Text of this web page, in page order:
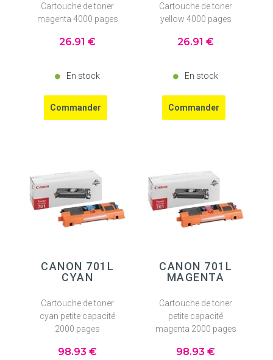
Cartouche de toner
magenta 4000 pages
26.91 €
En stock
Cartouche de toner
yellow 4000 pages
26.91 €
En stock
CANON 701L
CYAN
Cartouche de toner
cyan petite capacité
2000 pages
98.93 €
CANON 701L
MAGENTA
Cartouche de toner
petite capacité
magenta 2000 pages
98.93 €